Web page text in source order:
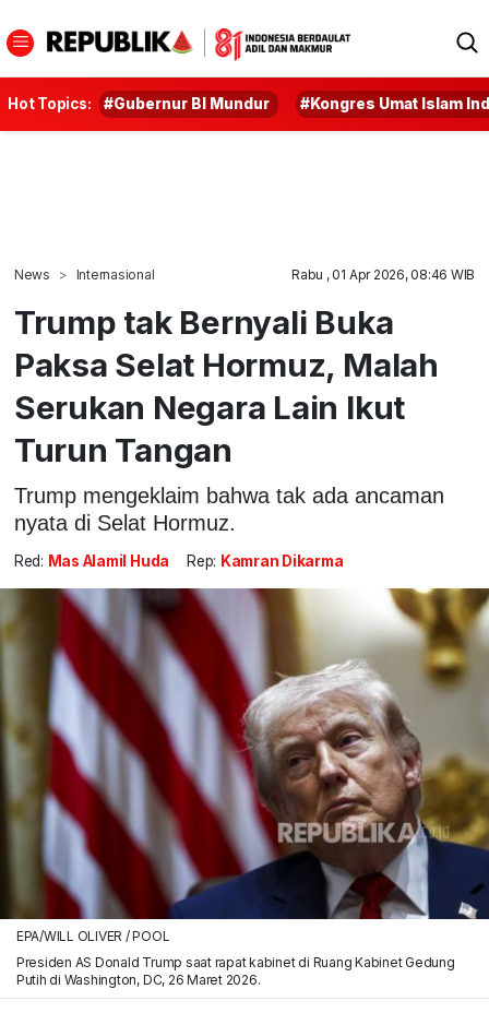
Hot Topics: #Gubernur BI Mundur #Kongres Umat Islam
News Internasional Rabu , 01 Apr 2026, 08:46 WIB
Trump tak Bernyali Buka
Paksa Selat Hormuz, Malah
Serukan Negara Lain Ikut
Turun Tangan
Trump mengeklaim bahwa tak ada ancaman
nyata di Selat Hormuz.
Red: Mas Alamil Huda Rep: Kamran Dikarma
EPA/WILL OLIVER / POOL
Presiden AS Donald Trump saat rapat kabinet di Ruang Kabinet Gedung
Putih di Washington, DC, 26 Maret 2026.